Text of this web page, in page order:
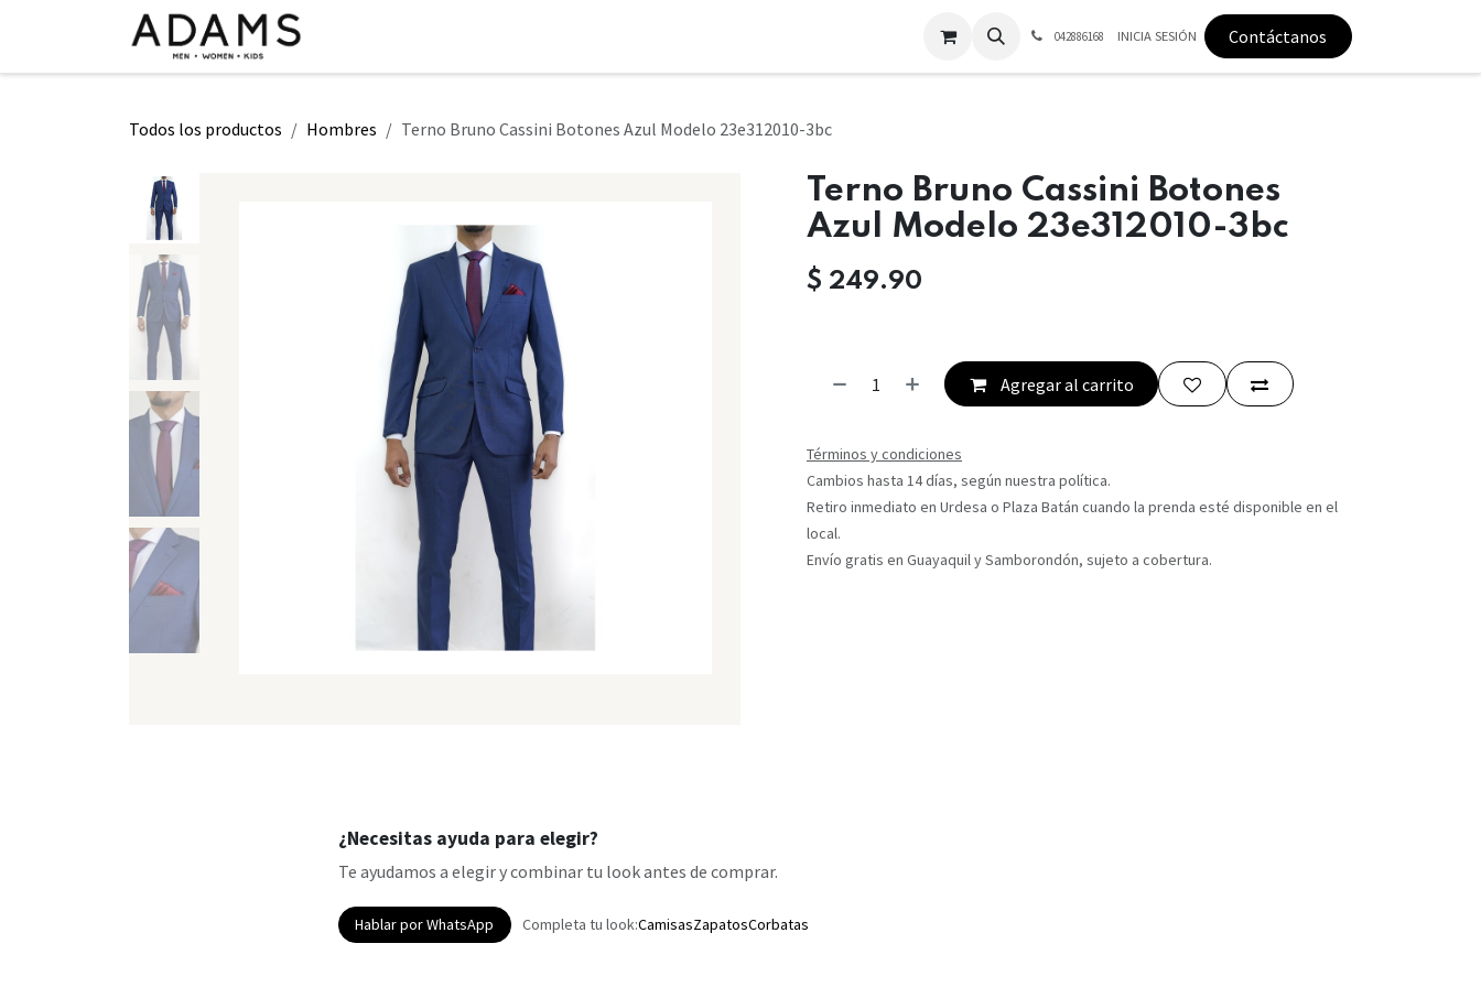
042886168 INICIA SESIÓN Contáctanos
Todos los productos Hombres Terno Bruno Cassini Botones Azul Modelo 23e312010-3bc
Terno Bruno Cassini Botones
Azul Modelo 23e312010-3bc
$ 249.90
Agregar al carrito
Términos y condiciones
Cambios hasta 14 días, según nuestra política.
Retiro inmediato en Urdesa o Plaza Batán cuando la prenda esté disponible en el
local.
Envío gratis en Guayaquil y Samborondón, sujeto a cobertura.
¿Necesitas ayuda para elegir?
Te ayudamos a elegir y combinar tu look antes de comprar.
Hablar por WhatsApp Completa tu look:CamisasZapatosCorbatas